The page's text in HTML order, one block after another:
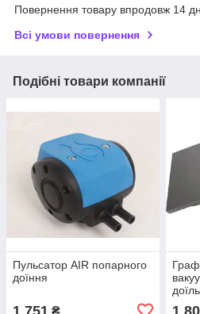
Повернення товару впродовж 14
Всі умови повернення
Подібні товари компанії
Пульсатор AIR попарного
доїння
1 751 ₴ 1